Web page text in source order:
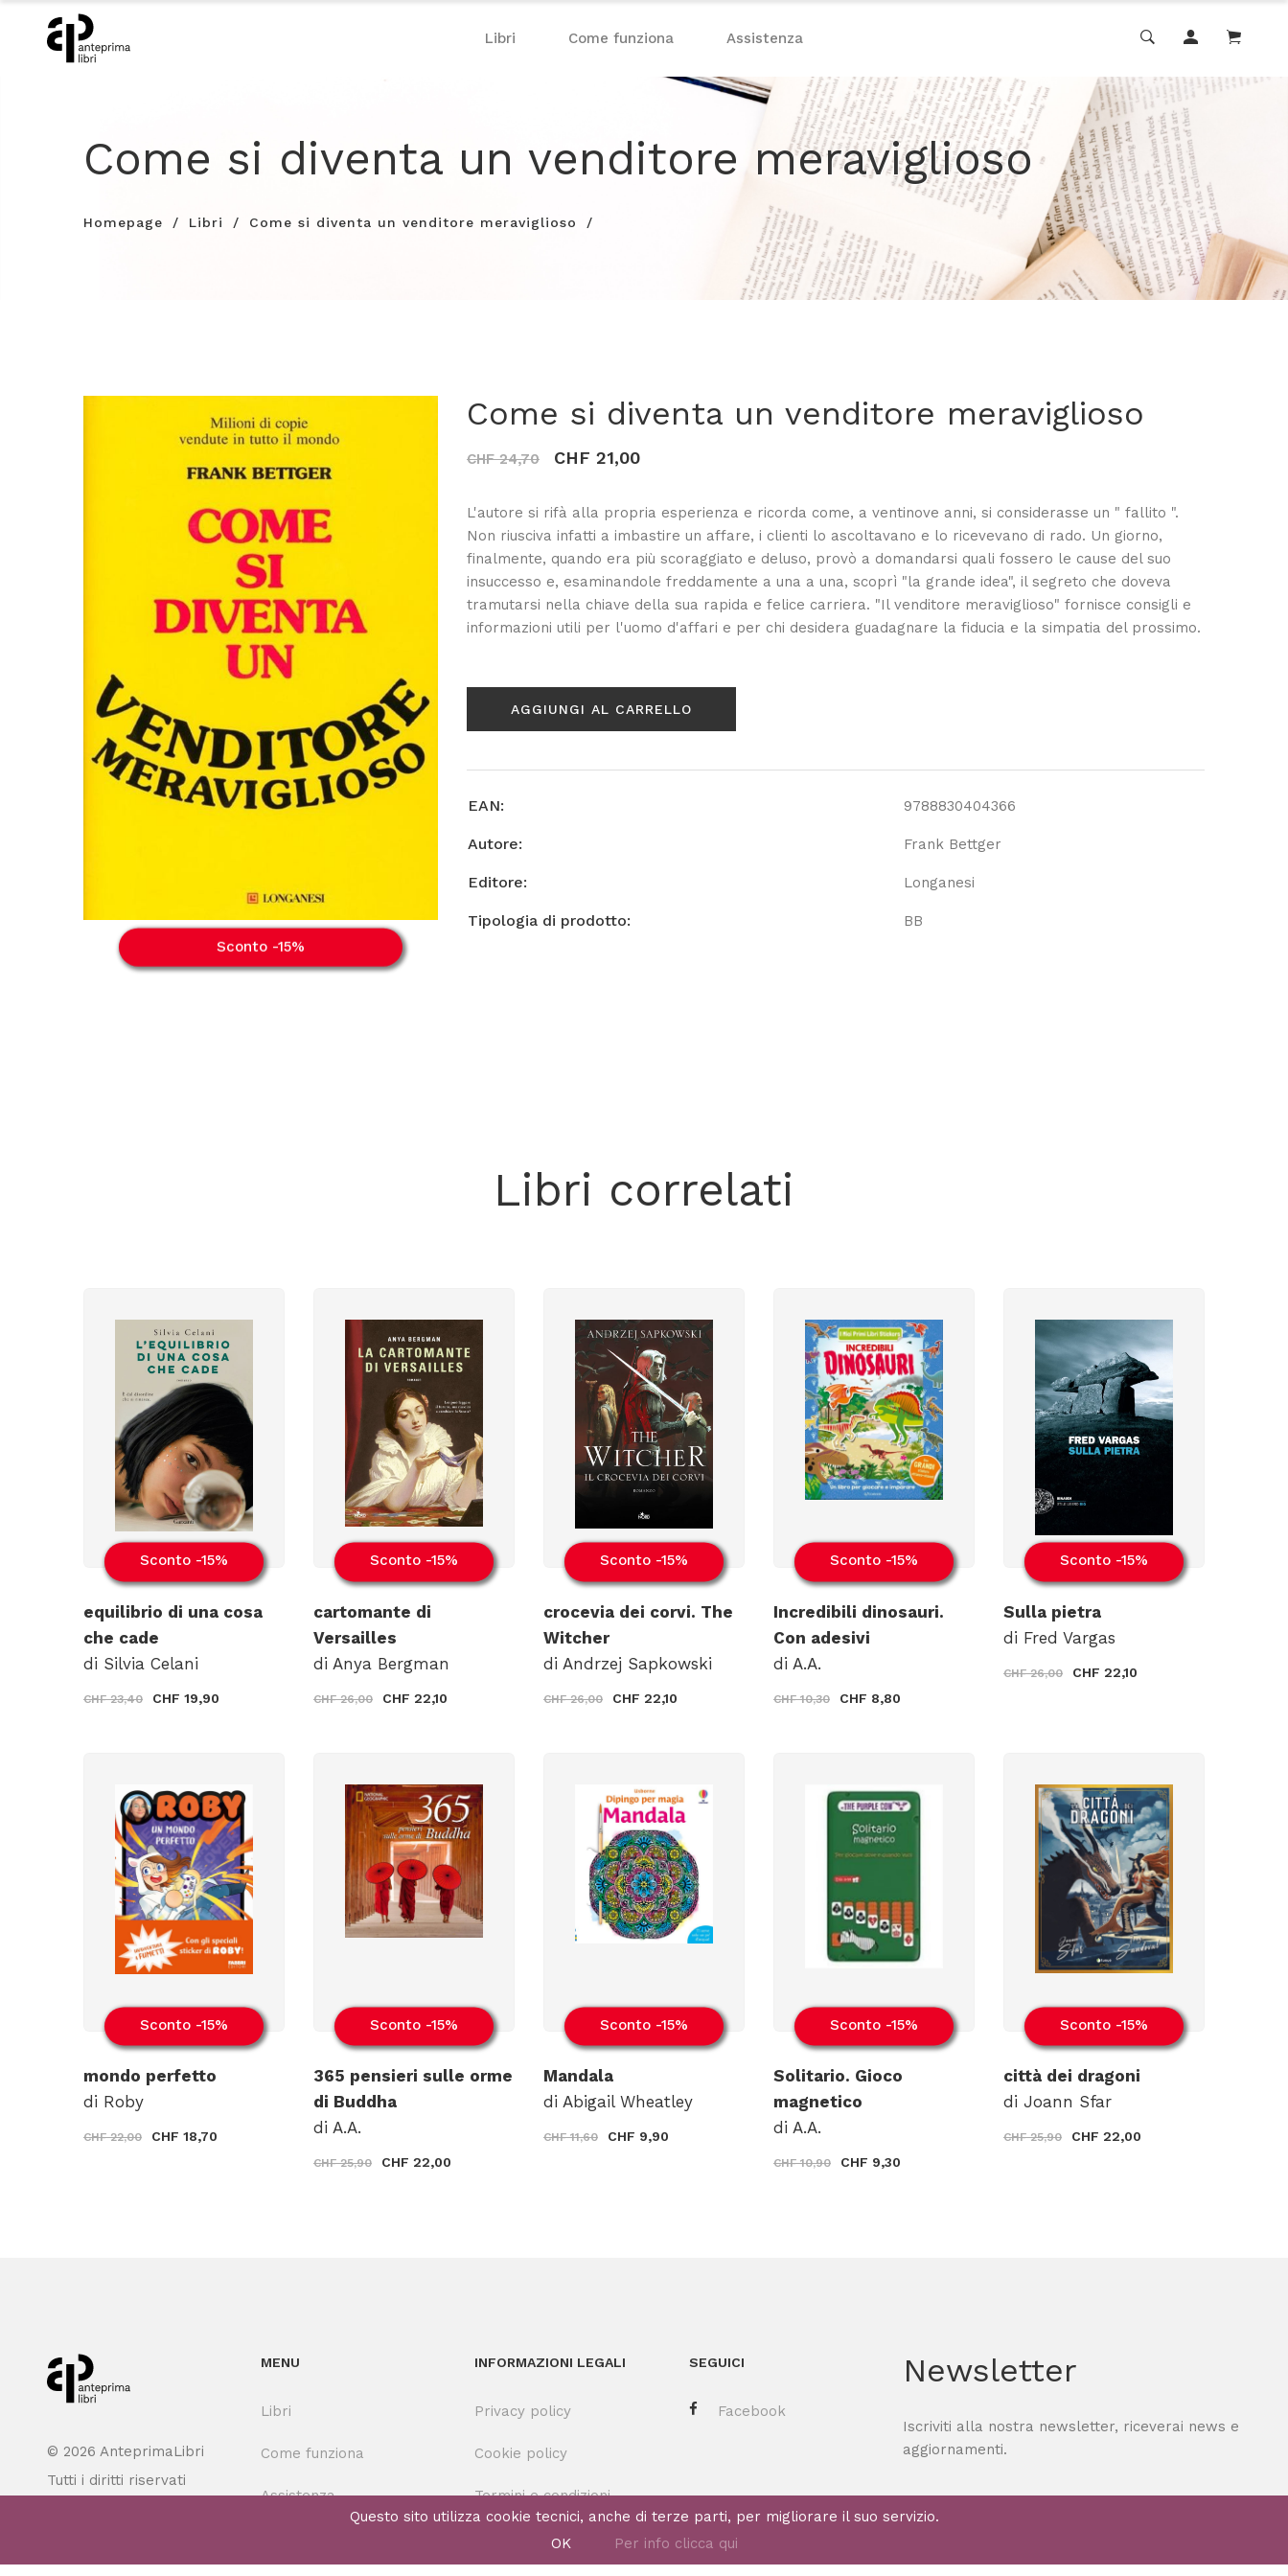
Libri Come funziona Assistenza
Come si diventa un venditore meraviglioso
Homepage Libri Come si diventa un venditore meraviglioso
Sconto -15%
Come si diventa un venditore meraviglioso
CHF 24,70 CHF 21,00
L'autore si rifà alla propria esperienza e ricorda come, a ventinove anni, si considerasse un " fallito ".
Non riusciva infatti a imbastire un affare, i clienti lo ascoltavano e lo ricevevano di rado. Un giorno,
finalmente, quando era più scoraggiato e deluso, provò a domandarsi quali fossero le cause del suo
insuccesso e, esaminandole freddamente a una a una, scoprì "la grande idea", il segreto che doveva
tramutarsi nella chiave della sua rapida e felice carriera. "Il venditore meraviglioso" fornisce consigli e
informazioni utili per l'uomo d'affari e per chi desidera guadagnare la fiducia e la simpatia del prossimo.
AGGIUNGI AL CARRELLO
EAN: 9788830404366
Autore: Frank Bettger
Editore: Longanesi
Tipologia di prodotto: BB
Libri correlati
Sconto -15%
equilibrio di una cosa
che cade
di Silvia Celani
CHF 23,40 CHF 19,90
Sconto -15%
cartomante di
Versailles
di Anya Bergman
CHF 26,00 CHF 22,10
Sconto -15%
crocevia dei corvi. The
Witcher
di Andrzej Sapkowski
CHF 26,00 CHF 22,10
Sconto -15%
Incredibili dinosauri.
Con adesivi
di A.A.
CHF 10,30 CHF 8,80
Sconto -15%
Sulla pietra
di Fred Vargas
CHF 26,00 CHF 22,10
Sconto -15%
mondo perfetto
di Roby
CHF 22,00 CHF 18,70
Sconto -15%
365 pensieri sulle orme
di Buddha
di A.A.
CHF 25,90 CHF 22,00
Sconto -15%
Mandala
di Abigail Wheatley
CHF 11,60 CHF 9,90
Sconto -15%
Solitario. Gioco
magnetico
di A.A.
CHF 10,90 CHF 9,30
Sconto -15%
città dei dragoni
di Joann Sfar
CHF 25,90 CHF 22,00
© 2026 AnteprimaLibri
Tutti i diritti riservati
MENU
Libri
Come funziona
Assistenza
INFORMAZIONI LEGALI
Privacy policy
Cookie policy
Termini e condizioni
SEGUICI
Facebook
Newsletter
Iscriviti alla nostra newsletter, riceverai news e
aggiornamenti.
Questo sito utilizza cookie tecnici, anche di terze parti, per migliorare il suo servizio.
OK
Per info clicca qui